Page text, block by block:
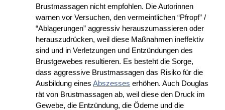
Brustmassagen nicht empfohlen. Die Autorinnen
warnen vor Versuchen, den vermeintlichen “Pfropf” /
“Ablagerungen” aggressiv herauszumassieren oder
herauszudrücken, weil diese Maßnahmen ineffektiv
sind und in Verletzungen und Entzündungen des
Brustgewebes resultieren. Es besteht die Sorge,
dass aggressive Brustmassagen das Risiko für die
Ausbildung einesAbszesses erhöhen. Auch Douglas
rät von Brustmassagen ab, weil diese den Druck im
Gewebe, die Entzündung, die Ödeme und die